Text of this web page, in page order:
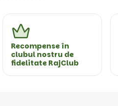
Recompense în
clubul nostru de
fidelitate RajClub